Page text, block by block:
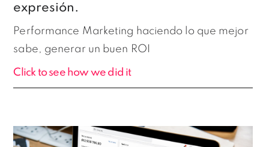
expresión.
Performance Marketing haciendo lo que mejor
sabe, generar un buen ROI
Click to see how we did it